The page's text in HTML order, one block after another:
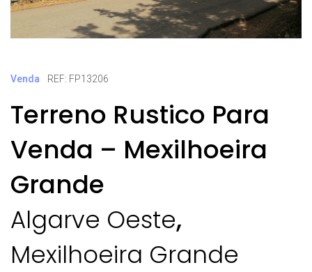
Venda REF: FP13206
Terreno Rustico Para
Venda – Mexilhoeira
Grande
Algarve Oeste,
Mexilhoeira Grande